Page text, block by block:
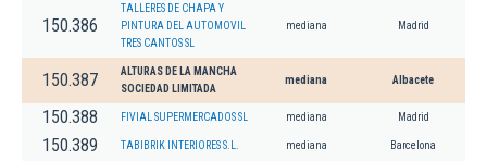
150.386
TALLERES DE CHAPA Y
PINTURA DEL AUTOMOVIL
TRES CANTOS SL
mediana Madrid
150.387
ALTURAS DE LA MANCHA
SOCIEDAD LIMITADA
mediana Albacete
150.388 FIVIAL SUPERMERCADOS SL mediana Madrid
150.389 TABIBRIK INTERIORES S.L. mediana Barcelona